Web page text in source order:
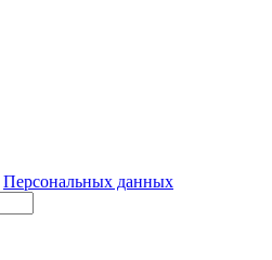
Персональных данных